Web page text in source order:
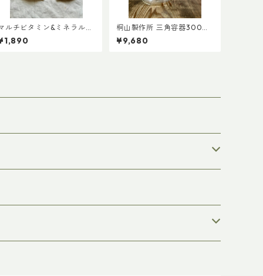
ルチビタミン&ミネラルブ
ンドハーブティーMサイズ
桐山製作所 三角容器300m
平栓、クリップ付
¥9,680